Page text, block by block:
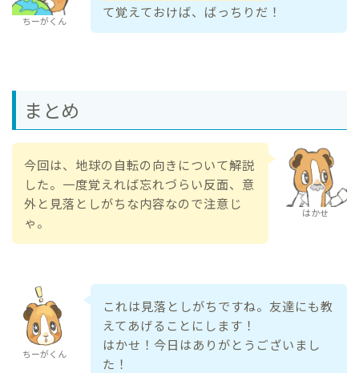
ちーがくん
て覚えておけば、ばっちりだ！
まとめ
はかせ
今回は、地球の自転の向きについて解説
した。一度覚えれば忘れづらい反面、意
外と見落としがちな内容なので注意じ
ゃ。
ちーがくん
これは見落としがちですね。友達にも教
えてあげることにします！
はかせ！今日はありがとうございまし
た！